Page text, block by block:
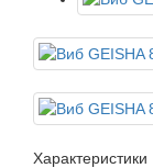
Характеристики